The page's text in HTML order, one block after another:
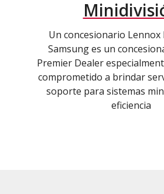
Un concesionario Lennox
Samsung es un
Premier Dealer
comprometido a brindar
soporte para sistemas
eficiencia